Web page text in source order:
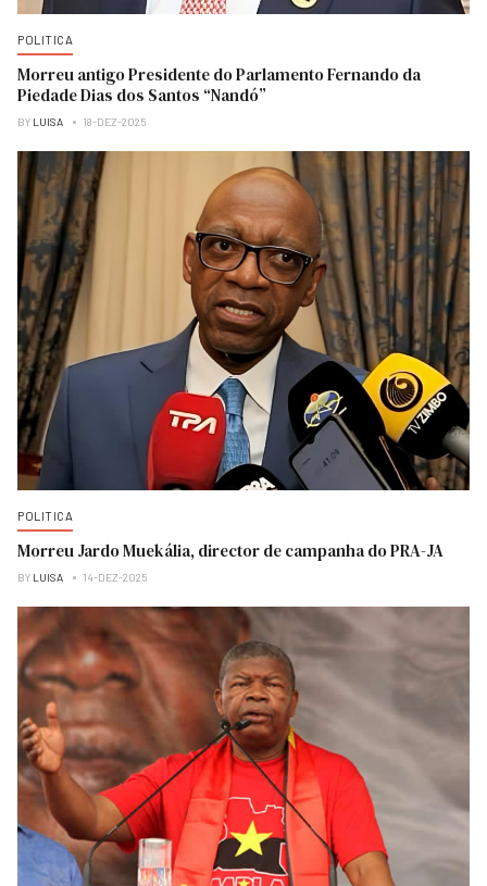
POLITICA
Morreu antigo Presidente do Parlamento Fernando da
Piedade Dias dos Santos “Nandó”
BY LUISA 18-DEZ-2025
POLITICA
Morreu Jardo Muekália, director de campanha do PRA-JA
BY LUISA 14-DEZ-2025